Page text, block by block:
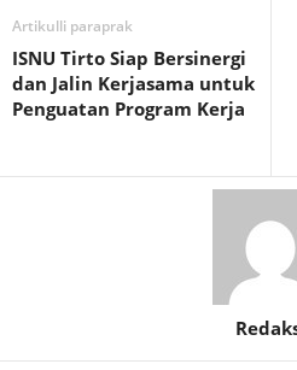
Artikulli paraprak
ISNU Tirto Siap Bersinergi
dan Jalin Kerjasama untuk
Penguatan Program Kerja